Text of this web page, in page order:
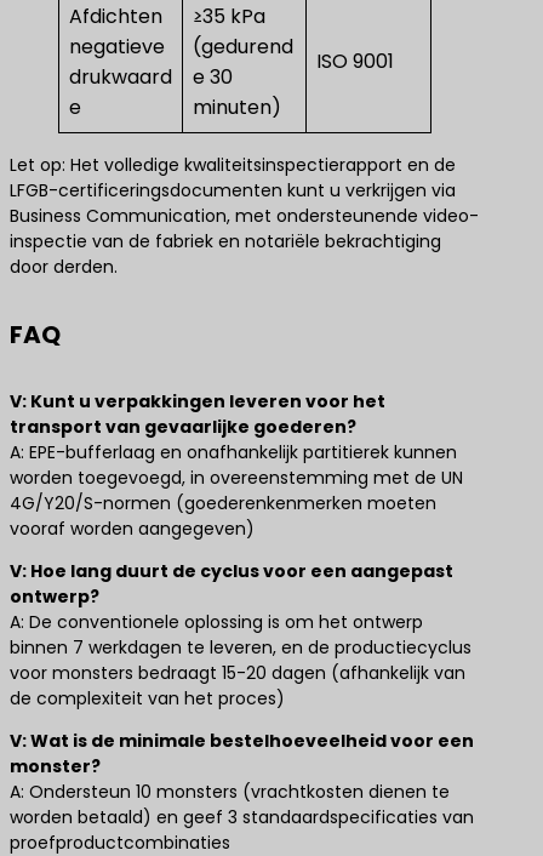
Afdichten
negatieve
drukwaard
e
≥35 kPa
(gedurend
e 30
minuten)
ISO 9001
Let op: Het volledige kwaliteitsinspectierapport en de
LFGB-certificeringsdocumenten kunt u verkrijgen via
Business Communication, met ondersteunende video-
inspectie van de fabriek en notariële bekrachtiging
door derden.
FAQ
V: Kunt u verpakkingen leveren voor het
transport van gevaarlijke goederen?
A: EPE-bufferlaag en onafhankelijk partitierek kunnen
worden toegevoegd, in overeenstemming met de UN
4G/Y20/S-normen (goederenkenmerken moeten
vooraf worden aangegeven)
V: Hoe lang duurt de cyclus voor een aangepast
ontwerp?
A: De conventionele oplossing is om het ontwerp
binnen 7 werkdagen te leveren, en de productiecyclus
voor monsters bedraagt 15-20 dagen (afhankelijk van
de complexiteit van het proces)
V: Wat is de minimale bestelhoeveelheid voor een
monster?
A: Ondersteun 10 monsters (vrachtkosten dienen te
worden betaald) en geef 3 standaardspecificaties van
proefproductcombinaties